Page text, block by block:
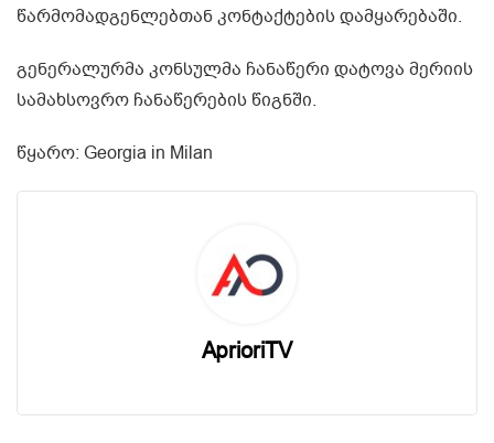
წარმომადგენლებთან კონტაქტების დამყარებაში.
გენერალურმა კონსულმა ჩანაწერი დატოვა მერიის
სამახსოვრო ჩანაწერების წიგნში.
წყარო: Georgia in Milan
AprioriTV